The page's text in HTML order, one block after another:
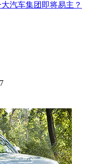
汽车集团即将易主？